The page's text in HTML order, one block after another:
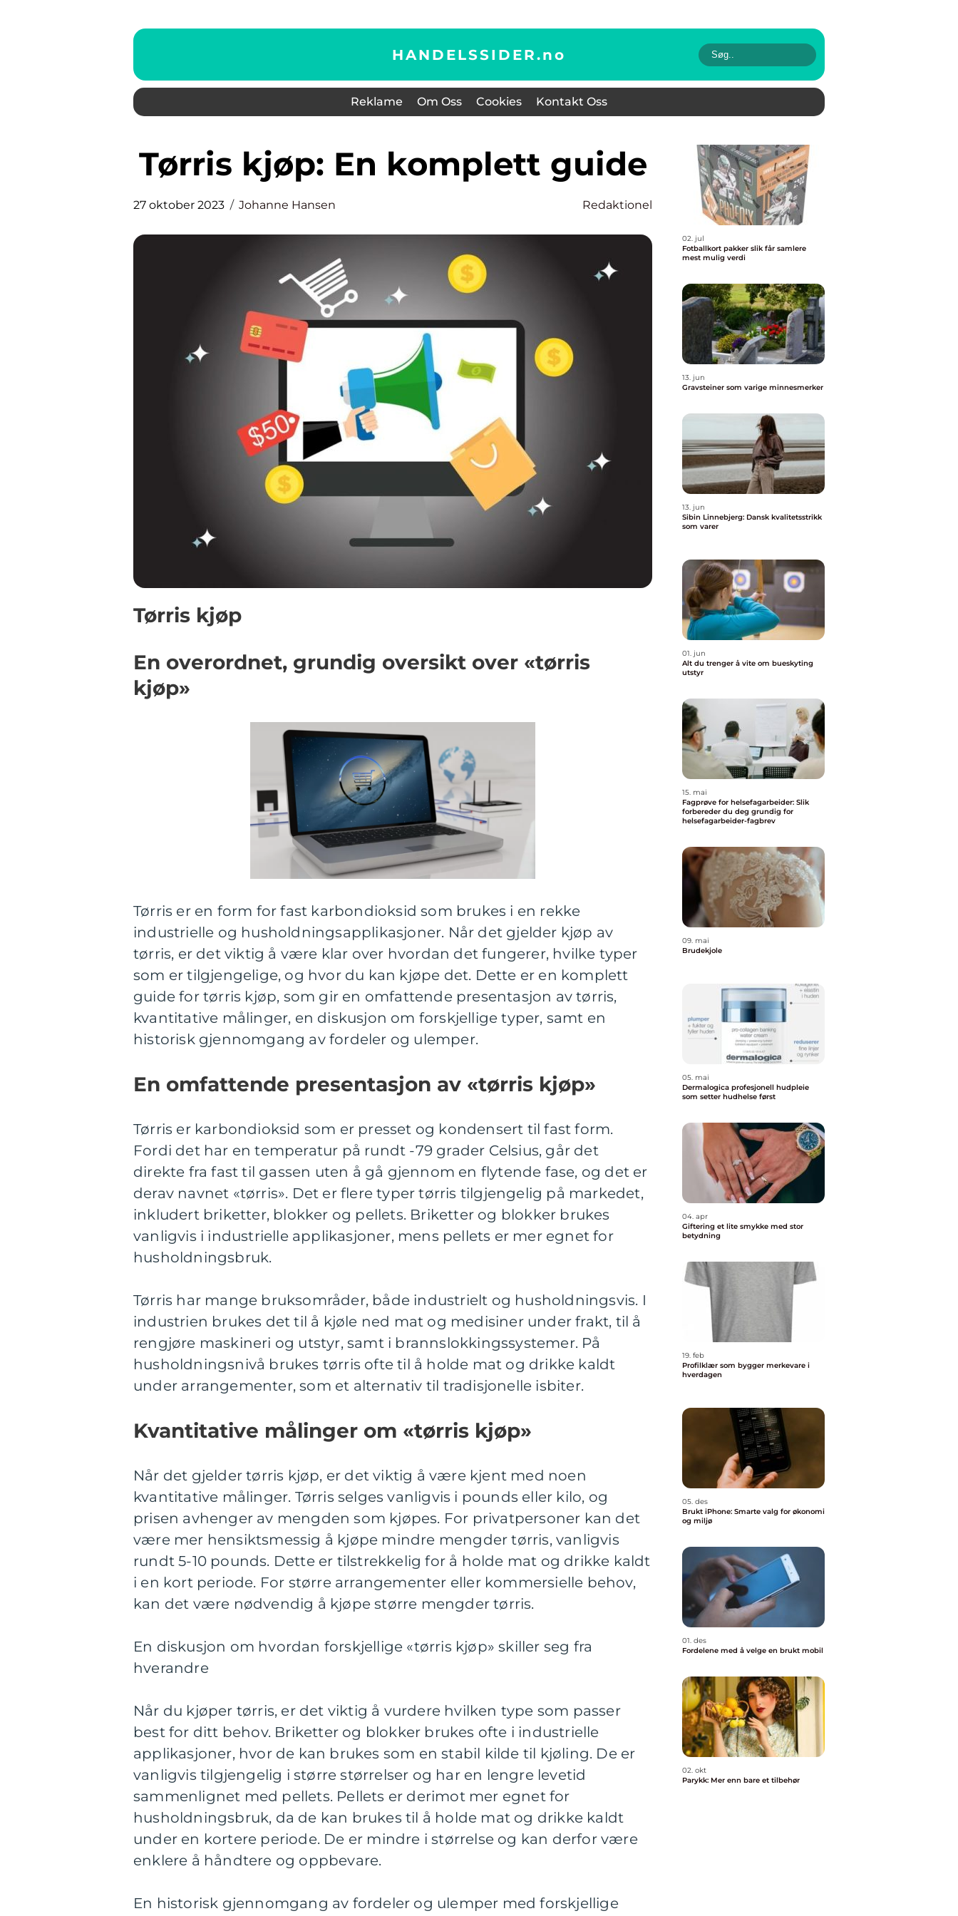
HANDELSSIDER.no
Reklame Om Oss Cookies Kontakt Oss
Tørris kjøp: En komplett guide
27 oktober 2023 Johanne Hansen Redaktionel
Tørris kjøp
En overordnet, grundig oversikt over «tørris
kjøp»
Tørris er en form for fast karbondioksid som brukes i en rekke
industrielle og husholdningsapplikasjoner. Når det gjelder kjøp av
tørris, er det viktig å være klar over hvordan det fungerer, hvilke typer
som er tilgjengelige, og hvor du kan kjøpe det. Dette er en komplett
guide for tørris kjøp, som gir en omfattende presentasjon av tørris,
kvantitative målinger, en diskusjon om forskjellige typer, samt en
historisk gjennomgang av fordeler og ulemper.
En omfattende presentasjon av «tørris kjøp»
Tørris er karbondioksid som er presset og kondensert til fast form.
Fordi det har en temperatur på rundt -79 grader Celsius, går det
direkte fra fast til gassen uten å gå gjennom en flytende fase, og det er
derav navnet «tørris». Det er flere typer tørris tilgjengelig på markedet,
inkludert briketter, blokker og pellets. Briketter og blokker brukes
vanligvis i industrielle applikasjoner, mens pellets er mer egnet for
husholdningsbruk.
Tørris har mange bruksområder, både industrielt og husholdningsvis. I
industrien brukes det til å kjøle ned mat og medisiner under frakt, til å
rengjøre maskineri og utstyr, samt i brannslokkingssystemer. På
husholdningsnivå brukes tørris ofte til å holde mat og drikke kaldt
under arrangementer, som et alternativ til tradisjonelle isbiter.
Kvantitative målinger om «tørris kjøp»
Når det gjelder tørris kjøp, er det viktig å være kjent med noen
kvantitative målinger. Tørris selges vanligvis i pounds eller kilo, og
prisen avhenger av mengden som kjøpes. For privatpersoner kan det
være mer hensiktsmessig å kjøpe mindre mengder tørris, vanligvis
rundt 5-10 pounds. Dette er tilstrekkelig for å holde mat og drikke kaldt
i en kort periode. For større arrangementer eller kommersielle behov,
kan det være nødvendig å kjøpe større mengder tørris.
En diskusjon om hvordan forskjellige «tørris kjøp» skiller seg fra
hverandre
Når du kjøper tørris, er det viktig å vurdere hvilken type som passer
best for ditt behov. Briketter og blokker brukes ofte i industrielle
applikasjoner, hvor de kan brukes som en stabil kilde til kjøling. De er
vanligvis tilgjengelig i større størrelser og har en lengre levetid
sammenlignet med pellets. Pellets er derimot mer egnet for
husholdningsbruk, da de kan brukes til å holde mat og drikke kaldt
under en kortere periode. De er mindre i størrelse og kan derfor være
enklere å håndtere og oppbevare.
En historisk gjennomgang av fordeler og ulemper med forskjellige
02. jul
Fotballkort pakker slik får samlere
mest mulig verdi
13. jun
Gravsteiner som varige minnesmerker
13. jun
Sibin Linnebjerg: Dansk kvalitetsstrikk
som varer
01. jun
Alt du trenger å vite om bueskyting
utstyr
15. mai
Fagprøve for helsefagarbeider: Slik
forbereder du deg grundig for
helsefagarbeider-fagbrev
09. mai
Brudekjole
05. mai
Dermalogica profesjonell hudpleie
som setter hudhelse først
04. apr
Giftering et lite smykke med stor
betydning
19. feb
Profilklær som bygger merkevare i
hverdagen
05. des
Brukt iPhone: Smarte valg for økonomi
og miljø
01. des
Fordelene med å velge en brukt mobil
02. okt
Parykk: Mer enn bare et tilbehør